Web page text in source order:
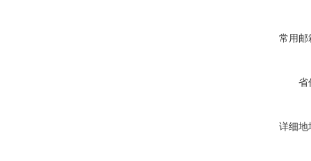
常用邮
省
详细地